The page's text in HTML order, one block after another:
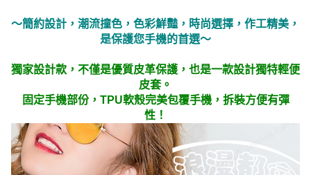
～簡約設計，潮流撞色，色彩鮮豔，時尚選擇，作工精美，
是保護您手機的首選～
獨家設計款，不僅是優質皮革保護，也是一款設計獨特輕便
皮套。
固定手機部份，TPU軟殼完美包覆手機，拆裝方便有彈
性！